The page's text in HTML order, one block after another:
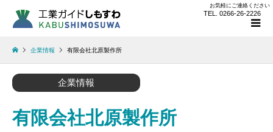
お気軽にご連絡ください
TEL. 0266-26-2226
企業情報 有限会社北原製作所
企業情報
有限会社北原製作所